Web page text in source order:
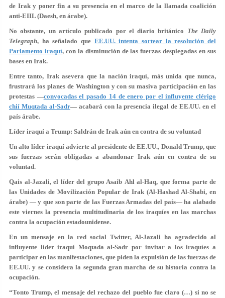
de Irak y poner fin a su presencia en el marco de la llamada coalición
anti-EIIL (Daesh, en árabe).
No obstante, un artículo publicado por el diario británico The Daily
Telegraph, ha señalado que EE.UU. intenta sortear la resolución del
Parlamento iraquí, con la disminución de las fuerzas desplegadas en sus
bases en Irak.
Entre tanto, Irak asevera que la nación iraquí, más unida que nunca,
frustrará los planes de Washington y con su masiva participación en las
protestas —convocadas el pasado 14 de enero por el influyente clérigo
chií Muqtada al-Sadr— acabará con la presencia ilegal de EE.UU. en el
país árabe.
Líder iraquí a Trump: Saldrán de Irak aún en contra de su voluntad
Un alto líder iraquí advierte al presidente de EE.UU., Donald Trump, que
sus fuerzas serán obligadas a abandonar Irak aún en contra de su
voluntad.
Qais al-Jazali, el líder del grupo Asaib Ahl al-Haq, que forma parte de
las Unidades de Movilización Popular de Irak (Al-Hashad Al-Shabi, en
árabe) — y que son parte de las Fuerzas Armadas del país— ha alabado
este viernes la presencia multitudinaria de los iraquíes en las marchas
contra la ocupación estadounidense.
En un mensaje en la red social Twitter, Al-Jazali ha agradecido al
influyente líder iraquí Moqtada al-Sadr por invitar a los iraquíes a
participar en las manifestaciones, que piden la expulsión de las fuerzas de
EE.UU. y se considera la segunda gran marcha de su historia contra la
ocupación.
“Tonto Trump, el mensaje del rechazo del pueblo fue claro (…) si no se